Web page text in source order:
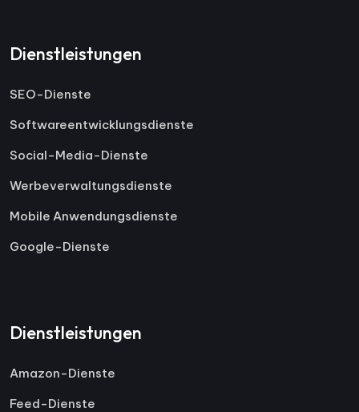
Dienstleistungen
SEO-Dienste
Softwareentwicklungsdienste
Social-Media-Dienste
Werbeverwaltungsdienste
Mobile Anwendungsdienste
Google-Dienste
Dienstleistungen
Amazon-Dienste
Feed-Dienste